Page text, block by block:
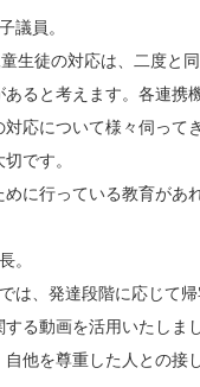
議員。
徒の対応は、二度と
ると考えます。各連携
応について様々伺って
です。
に行っている教育があ
。
、発達段階に応じて
る動画を活用いたし
自他を尊重した人との